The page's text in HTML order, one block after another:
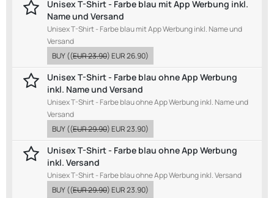
Unisex T-Shirt - Farbe blau mit App Werbung inkl.
Name und Versand
Unisex T-Shirt - Farbe blau mit App Werbung inkl. Name und
Versand
BUY((EUR 23.90)EUR 26.90)
Unisex T-Shirt - Farbe blau ohne App Werbung
inkl. Name und Versand
Unisex T-Shirt - Farbe blau ohne App Werbung inkl. Name und
Versand
BUY((EUR 29.90)EUR 23.90)
Unisex T-Shirt - Farbe blau ohne App Werbung
inkl. Versand
Unisex T-Shirt - Farbe blau ohne App Werbung inkl. Versand
BUY((EUR 29.90)EUR 23.90)